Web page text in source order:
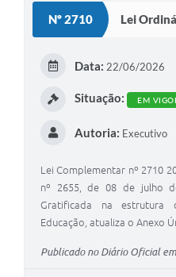
Nº 2710 Lei
Data: 22/06/2026
Situação: EM
Autoria: Executivo
Lei Complementar nº 2710
nº 2655, de 08 de julho
Gratificada na estrutura
Educação, atualiza o Anexo
Publicado no Diário Oficial